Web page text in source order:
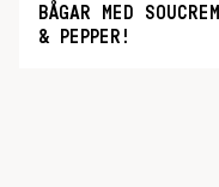
BÅGAR MED SOUCREM
& PEPPER!